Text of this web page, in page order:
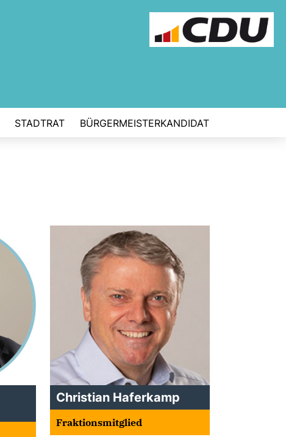
STADTRAT BÜRGERMEISTERKANDIDAT
Christian Haferkamp
Fraktionsmitglied